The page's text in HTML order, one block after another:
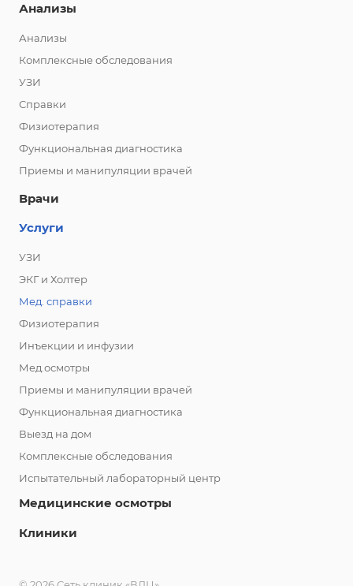
Анализы
Анализы
Комплексные обследования
УЗИ
Справки
Физиотерапия
Функциональная диагностика
Приемы и манипуляции врачей
Врачи
Услуги
УЗИ
ЭКГ и Холтер
Мед. справки
Физиотерапия
Инъекции и инфузии
Мед.осмотры
Приемы и манипуляции врачей
Функциональная диагностика
Выезд на дом
Комплексные обследования
Испытательный лабораторный центр
Медицинские осмотры
Клиники